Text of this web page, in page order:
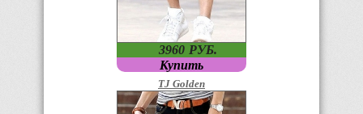
Купить
3960 PУБ.
TJ Golden